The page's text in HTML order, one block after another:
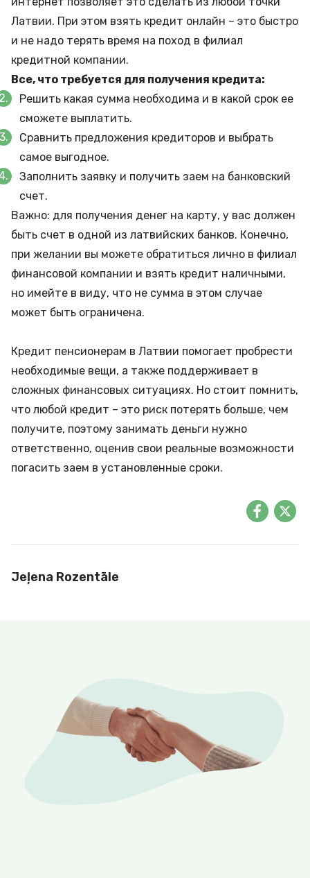
Латвии. При этом взять кредит онлайн – это быстро
и не надо терять время на поход в филиал
кредитной компании.
Все, что требуется для получения кредита:
Решить какая сумма необходима и в какой срок ее
сможете выплатить.
Сравнить предложения кредиторов и выбрать
самое выгодное.
Заполнить заявку и получить заем на банковский
счет.
Важно: для получения денег на карту, у вас должен
быть счет в одной из латвийских банков. Конечно,
при желании вы можете обратиться лично в филиал
финансовой компании и взять кредит наличными,
но имейте в виду, что не сумма в этом случае
может быть ограничена.
Кредит пенсионерам в Латвии помогает пробрести
необходимые вещи, а также поддерживает в
сложных финансовых ситуациях. Но стоит помнить,
что любой кредит – это риск потерять больше, чем
получите, поэтому занимать деньги нужно
ответственно, оценив свои реальные возможности
погасить заем в установленные сроки.
Jeļena Rozentāle